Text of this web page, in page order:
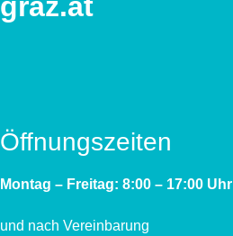
Öffnungszeiten
Montag – Freitag: 8:00 – 17:00 Uhr
und nach Vereinbarung